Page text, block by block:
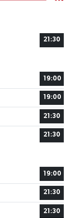
21:30
19:00
19:00
21:30
21:30
19:00
21:30
21:30